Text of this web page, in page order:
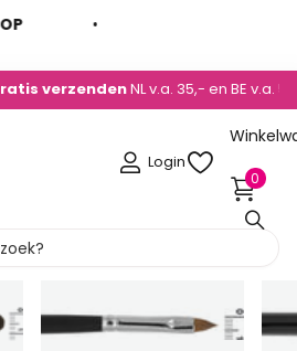
NL v.a. 35,- en BE v.a. 50,-Lees meer
Login
0